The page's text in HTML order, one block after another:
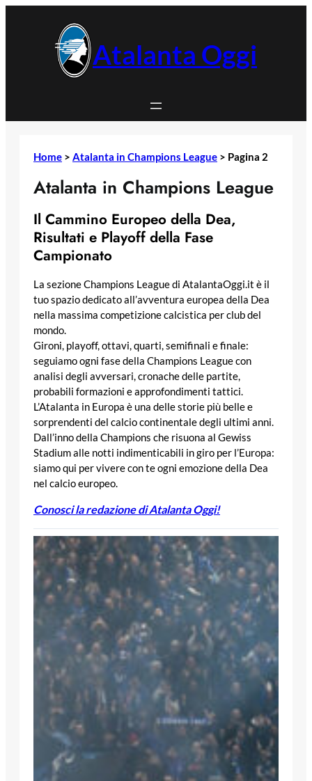
Atalanta Oggi
Home > Atalanta in Champions League > Pagina 2
Atalanta in Champions League
Il Cammino Europeo della Dea,
Risultati e Playoff della Fase
Campionato
La sezione Champions League di AtalantaOggi.it è il
tuo spazio dedicato all’avventura europea della Dea
nella massima competizione calcistica per club del
mondo.
Gironi, playoff, ottavi, quarti, semifinali e finale:
seguiamo ogni fase della Champions League con
analisi degli avversari, cronache delle partite,
probabili formazioni e approfondimenti tattici.
L’Atalanta in Europa è una delle storie più belle e
sorprendenti del calcio continentale degli ultimi anni.
Dall’inno della Champions che risuona al Gewiss
Stadium alle notti indimenticabili in giro per l’Europa:
siamo qui per vivere con te ogni emozione della Dea
nel calcio europeo.
Conosci la redazione di Atalanta Oggi!